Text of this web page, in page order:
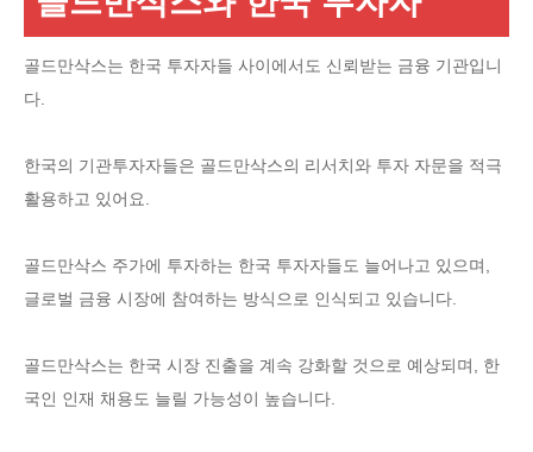
골드만삭스는 한국 투자자들 사이에서도 신뢰받는 금융 기관입니
다.
한국의 기관투자자들은 골드만삭스의 리서치와 투자 자문을 적극
활용하고 있어요.
골드만삭스 주가에 투자하는 한국 투자자들도 늘어나고 있으며,
글로벌 금융 시장에 참여하는 방식으로 인식되고 있습니다.
골드만삭스는 한국 시장 진출을 계속 강화할 것으로 예상되며, 한
국인 인재 채용도 늘릴 가능성이 높습니다.